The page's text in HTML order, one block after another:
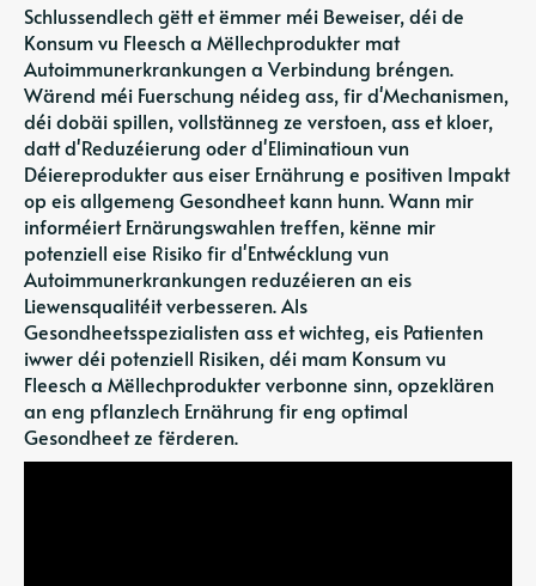
Schlussendlech gëtt et ëmmer méi Beweiser, déi de
Konsum vu Fleesch a Mëllechprodukter mat
Autoimmunerkrankungen a Verbindung bréngen.
Wärend méi Fuerschung néideg ass, fir d'Mechanismen,
déi dobäi spillen, vollstänneg ze verstoen, ass et kloer,
datt d'Reduzéierung oder d'Eliminatioun vun
Déiereprodukter aus eiser Ernährung e positiven Impakt
op eis allgemeng Gesondheet kann hunn. Wann mir
informéiert Ernärungswahlen treffen, kënne mir
potenziell eise Risiko fir d'Entwécklung vun
Autoimmunerkrankungen reduzéieren an eis
Liewensqualitéit verbesseren. Als
Gesondheetsspezialisten ass et wichteg, eis Patienten
iwwer déi potenziell Risiken, déi mam Konsum vu
Fleesch a Mëllechprodukter verbonne sinn, opzeklären
an eng pflanzlech Ernährung fir eng optimal
Gesondheet ze fërderen.